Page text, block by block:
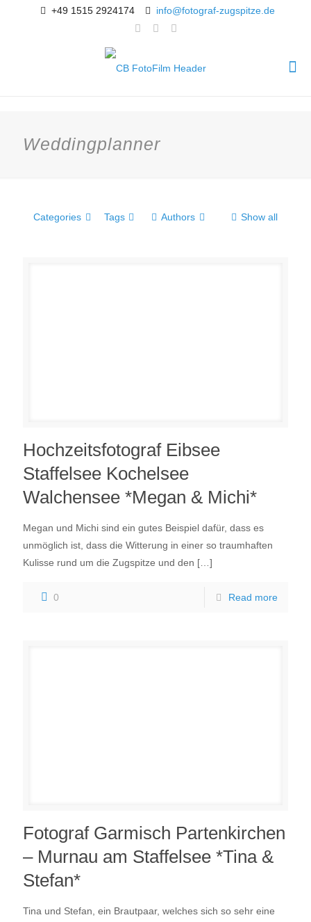
+49 1515 2924174 info@fotograf-zugspitze.de
Weddingplanner
Categories Tags Authors Show all
Hochzeitsfotograf Eibsee
Staffelsee Kochelsee
Walchensee *Megan & Michi*
Megan und Michi sind ein gutes Beispiel dafür, dass es
unmöglich ist, dass die Witterung in einer so traumhaften
Kulisse rund um die Zugspitze und den […]
0 Read more
Fotograf Garmisch Partenkirchen
– Murnau am Staffelsee *Tina &
Stefan*
Tina und Stefan, ein Brautpaar, welches sich so sehr eine